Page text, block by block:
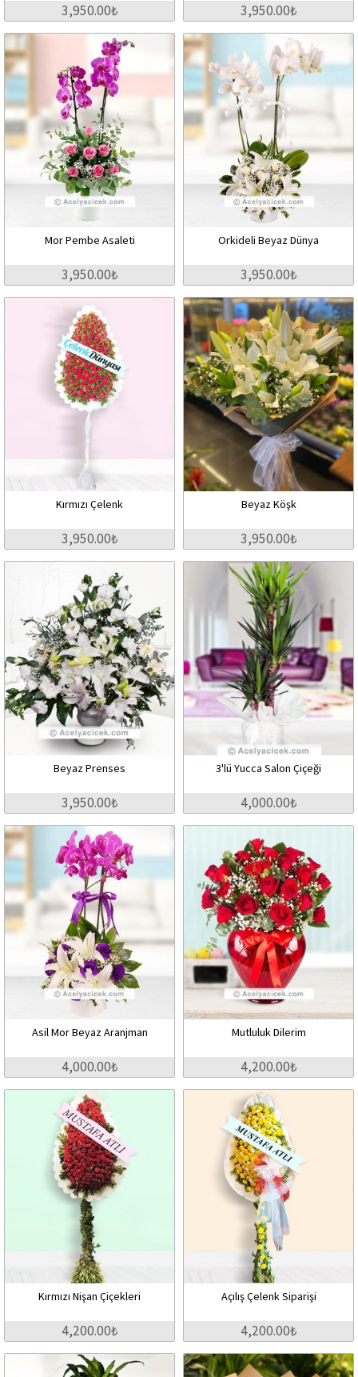
3,950.00₺ 3,950.00₺
Mor Pembe Asaleti
3,950.00₺
Orkideli Beyaz Dünya
3,950.00₺
Kırmızı Çelenk
3,950.00₺
Beyaz Köşk
3,950.00₺
Beyaz Prenses
3,950.00₺
3'lü Yucca Salon Çiçeği
4,000.00₺
Asil Mor Beyaz Aranjman
4,000.00₺
Mutluluk Dilerim
4,200.00₺
Kırmızı Nişan Çiçekleri
4,200.00₺
Açılış Çelenk Siparişi
4,200.00₺